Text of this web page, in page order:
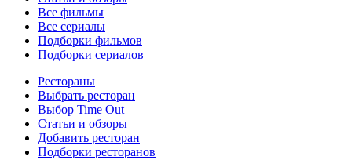
Все фильмы
Все сериалы
Подборки фильмов
Подборки сериалов
Рестораны
Выбрать ресторан
Выбор Time Out
Статьи и обзоры
Добавить ресторан
Подборки ресторанов